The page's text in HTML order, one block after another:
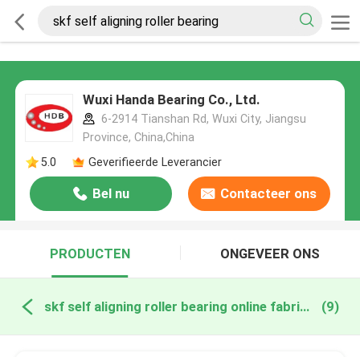
Wuxi Handa Bearing Co., Ltd.
6-2914 Tianshan Rd, Wuxi City, Jiangsu
Province, China,China
5.0
Geverifieerde Leverancier
Bel nu Contacteer ons
PRODUCTEN ONGEVEER ONS
skf self aligning roller bearing online fabricage (9)